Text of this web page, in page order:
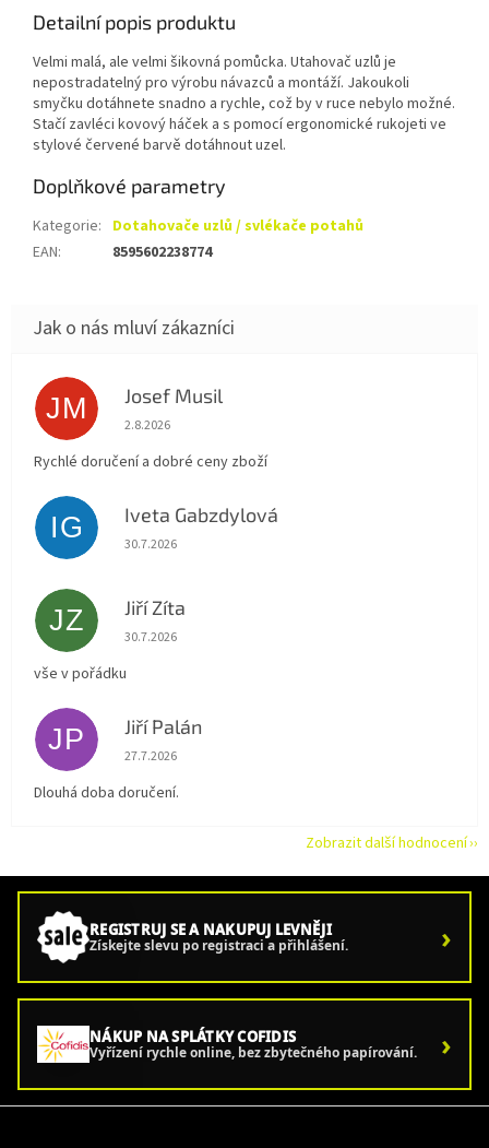
Detailní popis produktu
Velmi malá, ale velmi šikovná pomůcka. Utahovač uzlů je
nepostradatelný pro výrobu návazců a montáží. Jakoukoli
smyčku dotáhnete snadno a rychle, což by v ruce nebylo možné.
Stačí zavléci kovový háček a s pomocí ergonomické rukojeti ve
stylové červené barvě dotáhnout uzel.
Doplňkové parametry
Kategorie: Dotahovače uzlů / svlékače potahů
EAN: 8595602238774
JM Josef Musil
Hodnocení obchodu je 5 z 5 hvězdiček.
2.8.2026
Rychlé doručení a dobré ceny zboží
IG Iveta Gabzdylová
Hodnocení obchodu je 5 z 5 hvězdiček.
30.7.2026
JZ Jiří Zíta
Hodnocení obchodu je 5 z 5 hvězdiček.
30.7.2026
vše v pořádku
JP Jiří Palán
Hodnocení obchodu je 5 z 5 hvězdiček.
27.7.2026
Dlouhá doba doručení.
Zobrazit další hodnocení
REGISTRUJ SE A NAKUPUJ LEVNĚJI
Získejte slevu po registraci a přihlášení. ›
NÁKUP NA SPLÁTKY COFIDIS
Vyřízení rychle online, bez zbytečného papírování. ›